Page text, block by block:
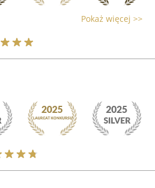
Pokaż więcej >>